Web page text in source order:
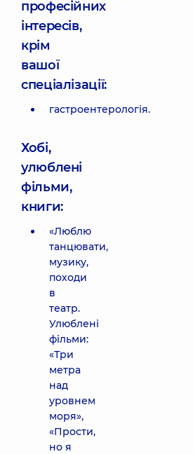
професійних
інтересів,
крім
вашої
спеціалізації:
гастроентерологія.
Хобі,
улюблені
фільми,
книги:
«Люблю
танцювати,
музику,
походи
в
театр.
Улюблені
фільми:
«Три
метра
над
уровнем
моря»,
«Прости,
но я